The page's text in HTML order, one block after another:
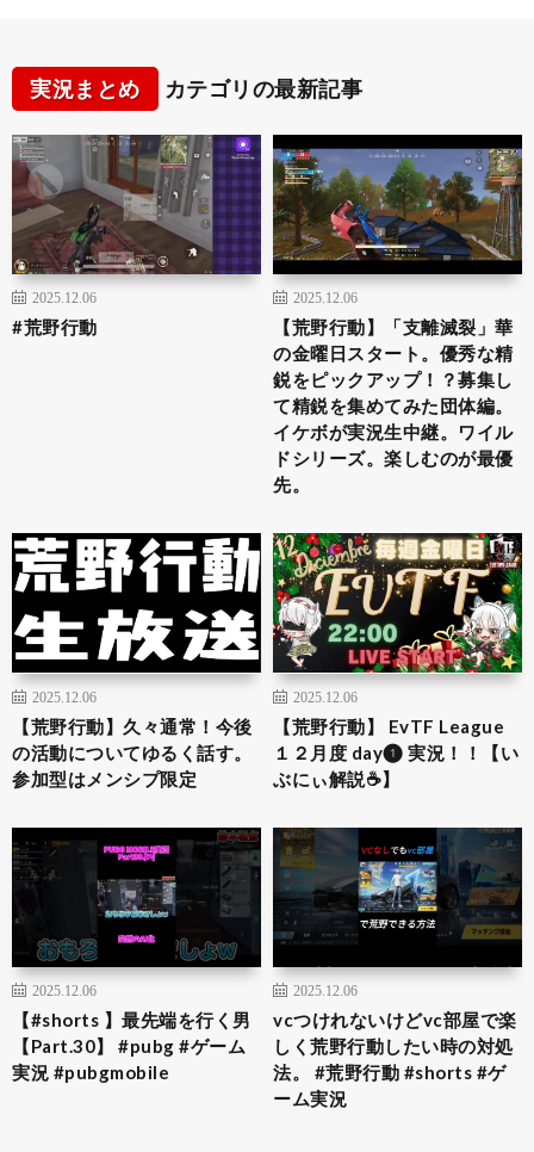
実況まとめ カテゴリの最新記事
2025.12.06
#荒野行動
2025.12.06
【荒野行動】「支離滅裂」華
の金曜日スタート。優秀な精
鋭をピックアップ！？募集し
て精鋭を集めてみた団体編。
イケボが実況生中継。ワイル
ドシリーズ。楽しむのが最優
先。
2025.12.06
【荒野行動】久々通常！今後
の活動についてゆるく話す。
参加型はメンシプ限定
2025.12.06
【荒野行動】 EvTF League
１２月度 day❶ 実況！！【い
ぶにぃ解説☕️】
2025.12.06
【#shorts 】最先端を行く男
【Part.30】 #pubg #ゲーム
実況 #pubgmobile
2025.12.06
vcつけれないけどvc部屋で楽
しく荒野行動したい時の対処
法。 #荒野行動 #shorts #ゲ
ーム実況